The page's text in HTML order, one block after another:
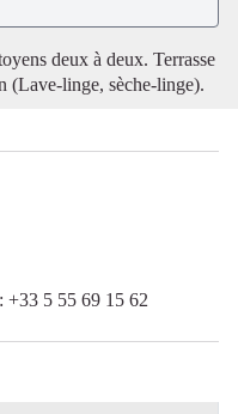
deux à deux. Terrasse
(Lave-linge, sèche-linge).
5 55 69 15 62